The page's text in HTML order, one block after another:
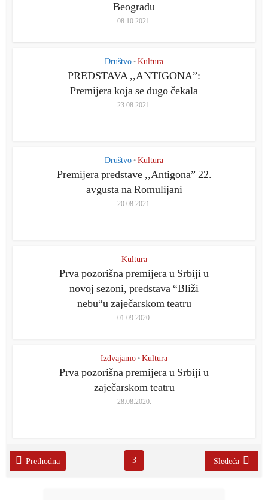
Beogradu
08.10.2021.
Društvo • Kultura
PREDSTAVA ,,ANTIGONA”:
Premijera koja se dugo čekala
23.08.2021.
Društvo • Kultura
Premijera predstave ,,Antigona” 22.
avgusta na Romulijani
20.08.2021.
Kultura
Prva pozorišna premijera u Srbiji u
novoj sezoni, predstava “Bliži
nebu“u zaječarskom teatru
01.09.2020.
Izdvajamo • Kultura
Prva pozorišna premijera u Srbiji u
zaječarskom teatru
28.08.2020.
Prethodna 3 Sledeća